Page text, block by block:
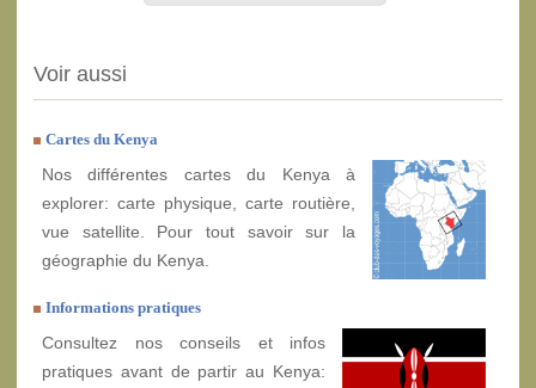
Voir aussi
Cartes du Kenya
Nos différentes cartes du Kenya à
explorer: carte physique, carte routière,
vue satellite. Pour tout savoir sur la
géographie du Kenya.
Informations pratiques
Consultez nos conseils et infos
pratiques avant de partir au Kenya: